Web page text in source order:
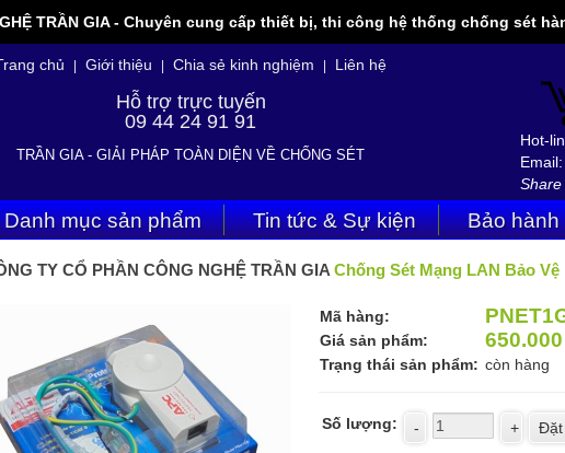
chủ Giới thiệu Chia sẻ kinh nghiệm Liên hệ
Hỗ trợ trực tuyến
09 44 24 91 91
TRẦN GIA - GIẢI PHÁP TOÀN DIỆN VỀ CHỐNG SÉT
Hot-
Email:
Share
Danh mục sản phẩm Tin tức & Sự kiện Bảo hành
TY CỔ PHẦN CÔNG NGHỆ TRẦN GIA Chống Sét Mạng LAN Bảo Vệ
Mã hàng:
Giá sản phẩm: 650.000
Trạng thái sản phẩm: còn hàng
Số lượng:
TRẦN GIA - Chuyên cung cấp thiết bị, thi công hệ thống chống sét